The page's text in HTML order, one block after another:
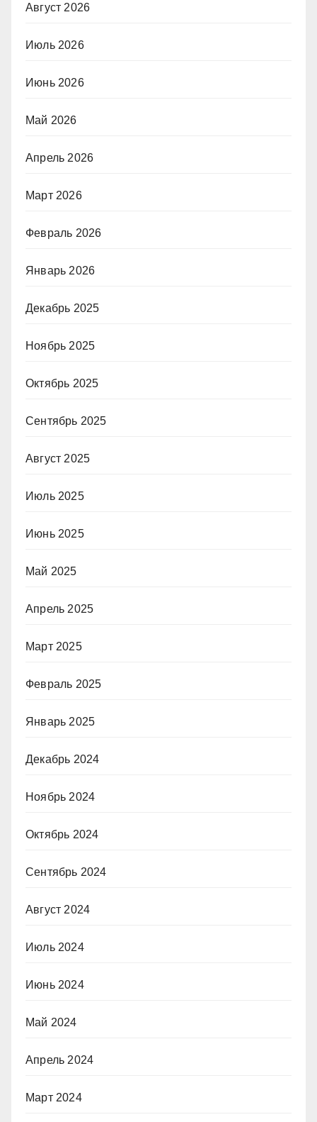
Август 2026
Июль 2026
Июнь 2026
Май 2026
Апрель 2026
Март 2026
Февраль 2026
Январь 2026
Декабрь 2025
Ноябрь 2025
Октябрь 2025
Сентябрь 2025
Август 2025
Июль 2025
Июнь 2025
Май 2025
Апрель 2025
Март 2025
Февраль 2025
Январь 2025
Декабрь 2024
Ноябрь 2024
Октябрь 2024
Сентябрь 2024
Август 2024
Июль 2024
Июнь 2024
Май 2024
Апрель 2024
Март 2024